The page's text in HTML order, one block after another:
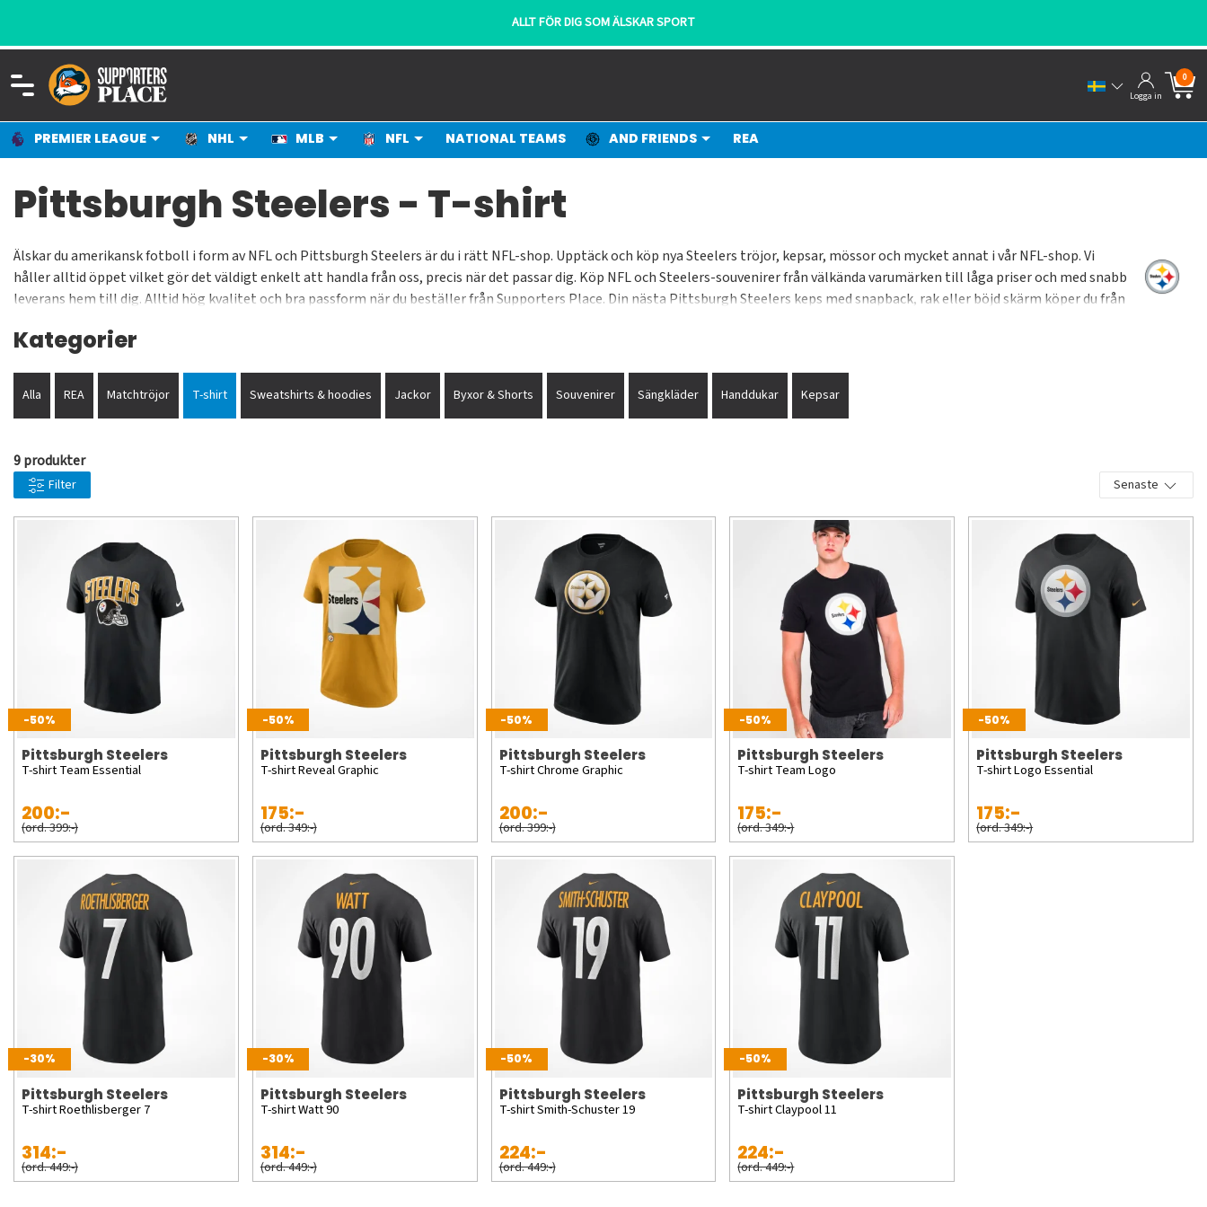
ALLT FÖR DIG SOM ÄLSKAR SPORT
Logga in
0
PREMIER LEAGUE NHL MLB NFL NATIONAL TEAMS AND FRIENDS REA
Pittsburgh Steelers - T-shirt
Älskar du amerikansk fotboll i form av NFL och Pittsburgh Steelers är du i rätt NFL-shop. Upptäck och köp nya Steelers tröjor, kepsar, mössor och mycket annat i vår NFL-shop. Vi
håller alltid öppet vilket gör det väldigt enkelt att handla från oss, precis när det passar dig. Köp NFL och Steelers-souvenirer från välkända varumärken till låga priser och med snabb
leverans hem till dig. Alltid hög kvalitet och bra passform när du beställer från Supporters Place. Din nästa Pittsburgh Steelers keps med snapback, rak eller böjd skärm köper du från
Kategorier
Alla REA Matchtröjor T-shirt Sweatshirts & hoodies Jackor Byxor & Shorts Souvenirer Sängkläder Handdukar Kepsar
9 produkter
Filter Senaste
-50%
Pittsburgh Steelers
T-shirt Team Essential
200:-
(ord. 399:-)
-50%
Pittsburgh Steelers
T-shirt Reveal Graphic
175:-
(ord. 349:-)
-50%
Pittsburgh Steelers
T-shirt Chrome Graphic
200:-
(ord. 399:-)
-50%
Pittsburgh Steelers
T-shirt Team Logo
175:-
(ord. 349:-)
-50%
Pittsburgh Steelers
T-shirt Logo Essential
175:-
(ord. 349:-)
-30%
Pittsburgh Steelers
T-shirt Roethlisberger 7
314:-
(ord. 449:-)
-30%
Pittsburgh Steelers
T-shirt Watt 90
314:-
(ord. 449:-)
-50%
Pittsburgh Steelers
T-shirt Smith-Schuster 19
224:-
(ord. 449:-)
-50%
Pittsburgh Steelers
T-shirt Claypool 11
224:-
(ord. 449:-)